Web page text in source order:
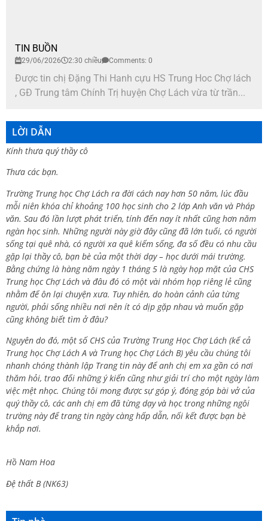
TIN BUỒN
29/06/2026 2:30 chiều Comments: 0
Được tin chị Đặng Thi Hanh cựu HS Trung Hoc Chợ lách
, GĐ Trung tâm Chính Trị huyện Chợ Lách vừa từ trần...
LỜI DẪN
Kính thưa quý thầy cô
Thưa các bạn.
Trường Trung học Chợ Lách ra đời cách nay hơn 50 năm, lúc đầu
mỗi niên khóa chỉ khoảng 100 học sinh cho 2 lớp Anh văn và Pháp
văn. Sau đó lần lượt phát triển, tính đến nay ít nhất cũng hơn năm
ngàn học sinh. Những người này giờ đây cũng đã lớn tuổi, có người
sống tại quê nhà, có người xa quê kiếm sống, đa số đều có nhu cầu
gặp lại thầy cô, bạn bè của một thời dạy – học dưới mái trường.
Bằng chứng là hàng năm ngày 1 tháng 5 là ngày họp mặt của CHS
Trung học Chợ Lách và đâu đó có một vài nhóm họp riêng lẻ cũng
nhằm để ôn lại chuyện xưa. Tuy nhiên, do hoàn cảnh của từng
người, phải sống nhiều nơi nên ít có dịp gặp nhau và muốn gặp
cũng không biết tìm ở đâu?
Nguyên do đó, một số CHS của Trường Trung Học Chợ Lách (kể cả
Trung học Chợ Lách A và Trung học Chợ Lách B) yêu cầu chúng tôi
nhanh chóng thành lập Trang tin này để anh chị em xa gần có nơi
thăm hỏi, trao đổi những ý kiến cũng như giải trí cho một ngày làm
việc mệt nhọc. Chúng tôi mong được sự góp ý, đóng góp bài vở của
quý thầy cô, các anh chị em đã từng dạy và học trong những ngôi
trường này để trang tin ngày càng hấp dẫn, nối kết được bạn bè
khắp nơi.
Hồ Nam Hoa
Đệ thất B (NK63)